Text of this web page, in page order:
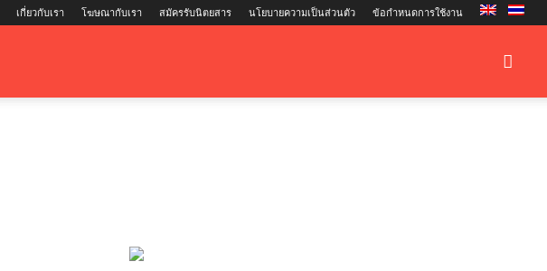
เกี่ยวกับเรา โฆษณากับเรา สมัครรับนิตยสาร นโยบายความเป็นส่วนตัว ข้อกำหนดการใช้งาน